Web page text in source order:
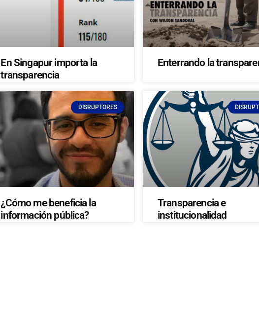
En Singapur importa la
transparencia
Enterrando la
DISRUPTORES
¿Cómo me beneficia la
información pública?
Transparencia e
institucionalidad